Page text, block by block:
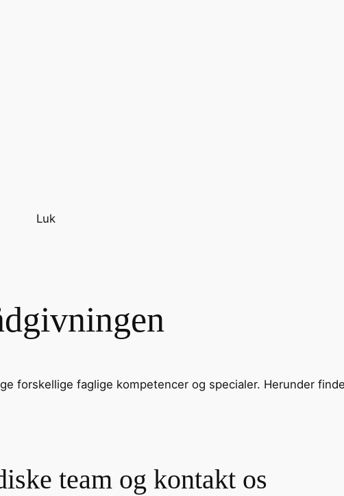
Luk
forskellige faglige kompetencer og specialer. Herunder
team og kontakt os